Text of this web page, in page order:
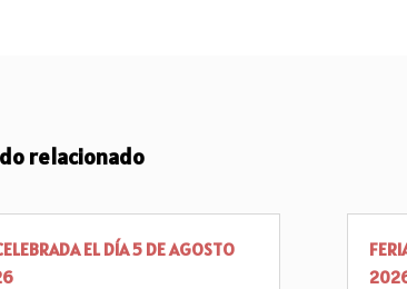
relacionado
EL DÍA 5 DE AGOSTO